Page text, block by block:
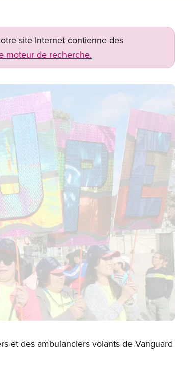
site Internet contienne des
moteur de recherche.
et des ambulanciers volants de Vanguard